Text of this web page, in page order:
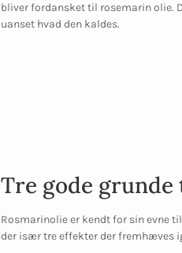
bliver fordansket til rosemarin olie.
uanset hvad den kaldes.
Tre gode
Rosmarinolie er kendt for sin evne
der især tre effekter der fremhæves